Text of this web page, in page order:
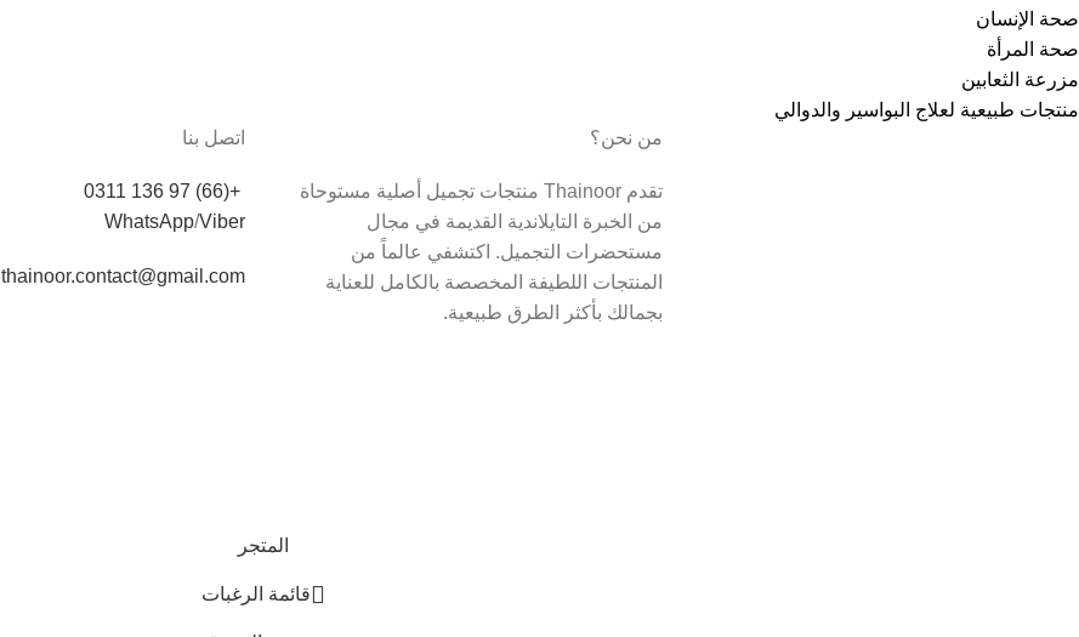
صحة الإنسان
صحة المرأة
مزرعة الثعابين
منتجات طبيعية لعلاج البواسير والدوالي
من نحن؟
تقدم Thainoor منتجات تجميل أصلية مستوحاة
من الخبرة التايلاندية القديمة في مجال
مستحضرات التجميل. اكتشفي عالماً من
المنتجات اللطيفة المخصصة بالكامل للعناية
بجمالك بأكثر الطرق طبيعية.
اتصل بنا
+(66) 97 136 0311
WhatsApp/Viber
thainoor.contact@gmail.com
المتجر
قائمة الرغبات